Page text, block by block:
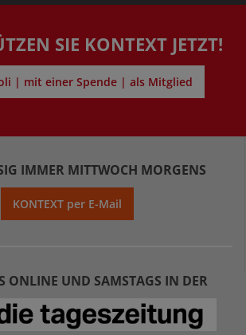
SIE KONTEXT JETZT!
| mit einer Spende | als Mitglied
IMMER MITTWOCH MORGENS
KONTEXT per E-Mail
ONLINE UND SAMSTAGS IN DER